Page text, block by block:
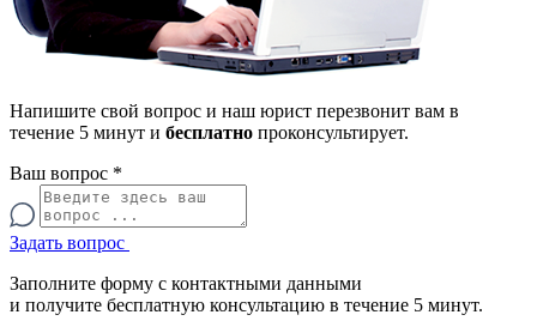
Напишите свой вопрос и наш юрист перезвонит вам в
течение 5 минут и бесплатно проконсультирует.
Ваш вопрос *
Задать вопрос
Заполните форму с контактными данными
и получите бесплатную консультацию в течение 5 минут.